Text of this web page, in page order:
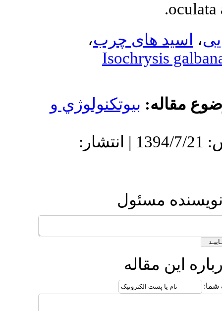
چرب،
و
دریافت: 1392/1/25 | پذیرش: 1394/7/21 | انتشار: